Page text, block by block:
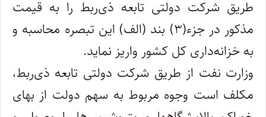
طریق شرکت دولتی تابعه ذی‌ربط را به قیمت
مذکور در جزء(۳) بند (الف) این تبصره محاسبه و
به خزانه‌داری کل کشور واریز نماید.
وزارت نفت از طریق شرکت دولتی تابعه ذی‌ربط،
مکلف است وجوه مربوط به سهم دولت از بهای